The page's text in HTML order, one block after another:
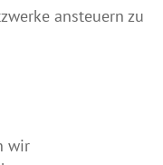
ansteuern zu
wir